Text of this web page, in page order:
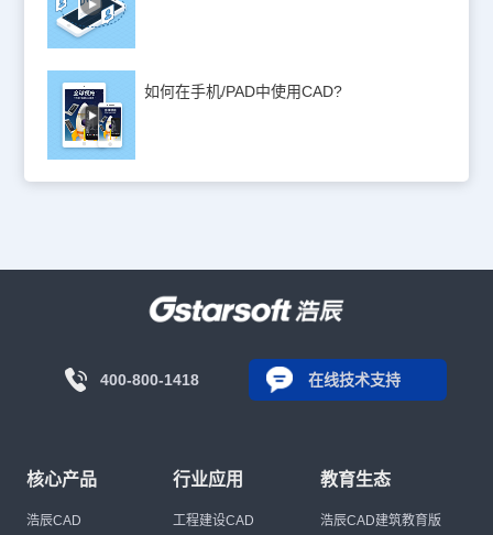
如何在手机/PAD中使用CAD?
400-800-1418 在线技术支持
核心产品
浩辰CAD
行业应用
工程建设CAD
教育生态
浩辰CAD建筑教育版